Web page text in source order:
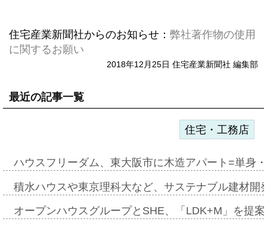
住宅産業新聞社からのお知らせ： 弊社著作物の使用
に関するお願い
2018年12月25日 住宅産業新聞社 編集部
最近の記事一覧
住宅・工務店
ハウスフリーダム、東大阪市に木造アパート=単身
積水ハウスや東京理科大など、サステナブル建材
オープンハウスグループとSHE、「LDK+M」を提